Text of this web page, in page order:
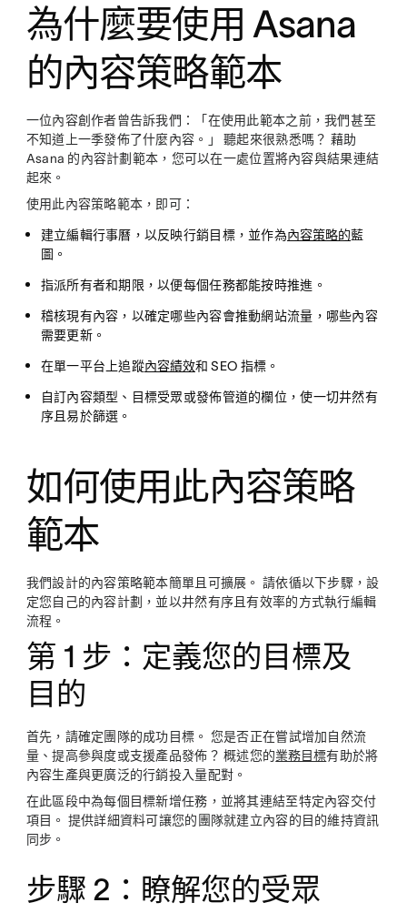
為什麼要使用 Asana
的內容策略範本
一位內容創作者曾告訴我們：「在使用此範本之前，我們甚至
不知道上一季發佈了什麼內容。」 聽起來很熟悉嗎？ 藉助
Asana 的內容計劃範本，您可以在一處位置將內容與結果連結
起來。
使用此內容策略範本，即可：
建立編輯行事曆，以反映行銷目標，並作為內容策略的藍
圖。
指派所有者和期限，以便每個任務都能按時推進。
稽核現有內容，以確定哪些內容會推動網站流量，哪些內容
需要更新。
在單一平台上追蹤內容績效和 SEO 指標。
自訂內容類型、目標受眾或發佈管道的欄位，使一切井然有
序且易於篩選。
如何使用此內容策略
範本
我們設計的內容策略範本簡單且可擴展。 請依循以下步驟，設
定您自己的內容計劃，並以井然有序且有效率的方式執行編輯
流程。
第 1 步：定義您的目標及
目的
首先，請確定團隊的成功目標。 您是否正在嘗試增加自然流
量、提高參與度或支援產品發佈？ 概述您的業務目標有助於將
內容生產與更廣泛的行銷投入量配對。
在此區段中為每個目標新增任務，並將其連結至特定內容交付
項目。 提供詳細資料可讓您的團隊就建立內容的目的維持資訊
同步。
步驟 2：瞭解您的受眾